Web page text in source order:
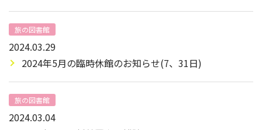
旅の図書館
2024.03.29
2024年5月の臨時休館のお知らせ(7、31日)
旅の図書館
2024.03.04